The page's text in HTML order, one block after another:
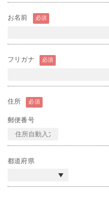
お名前 必須
フリガナ 必須
住所 必須
郵便番号
都道府県